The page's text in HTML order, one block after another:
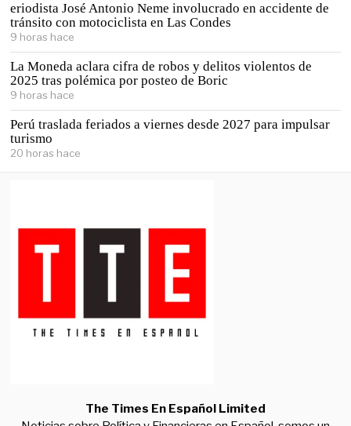
eriodista José Antonio Neme involucrado en accidente de
tránsito con motociclista en Las Condes
9 horas hace
La Moneda aclara cifra de robos y delitos violentos de
2025 tras polémica por posteo de Boric
9 horas hace
Perú traslada feriados a viernes desde 2027 para impulsar
turismo
20 horas hace
The Times En Español Limited